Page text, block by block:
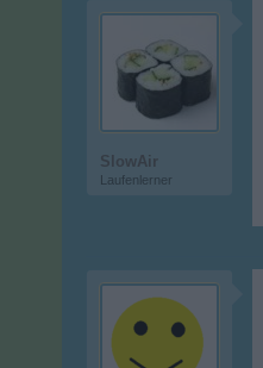
SlowAir
Laufenlerner